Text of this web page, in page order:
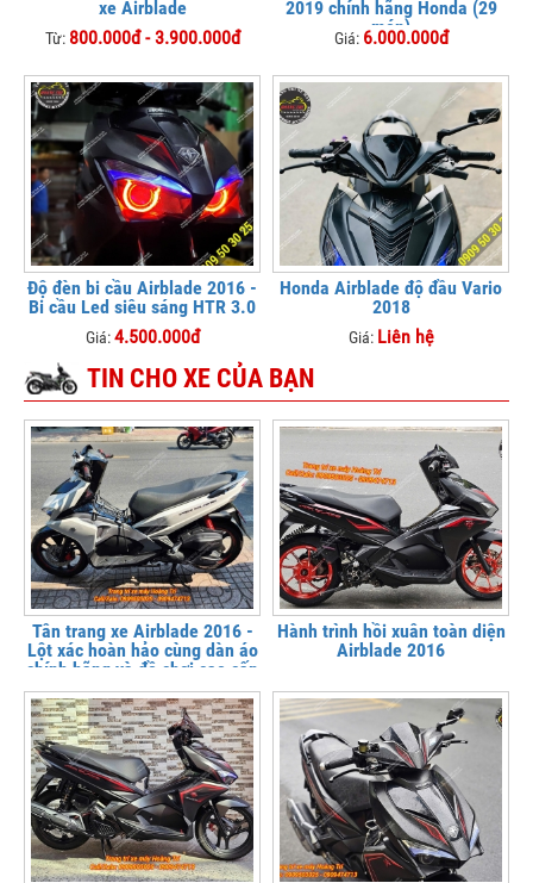
xe Airblade
Từ: 800.000đ - 3.900.000đ
2019 chính hãng Honda (29
món)
Giá: 6.000.000đ
Độ đèn bi cầu Airblade 2016 -
Bi cầu Led siêu sáng HTR 3.0
Giá:4.500.000đ
Honda Airblade độ đầu Vario
2018
Giá: Liên hệ
TIN CHO XE CỦA BẠN
Tân trang xe Airblade 2016 -
Lột xác hoàn hảo cùng dàn áo
chính hãng và đồ chơi cao cấp
Hành trình hồi xuân toàn diện
Airblade 2016